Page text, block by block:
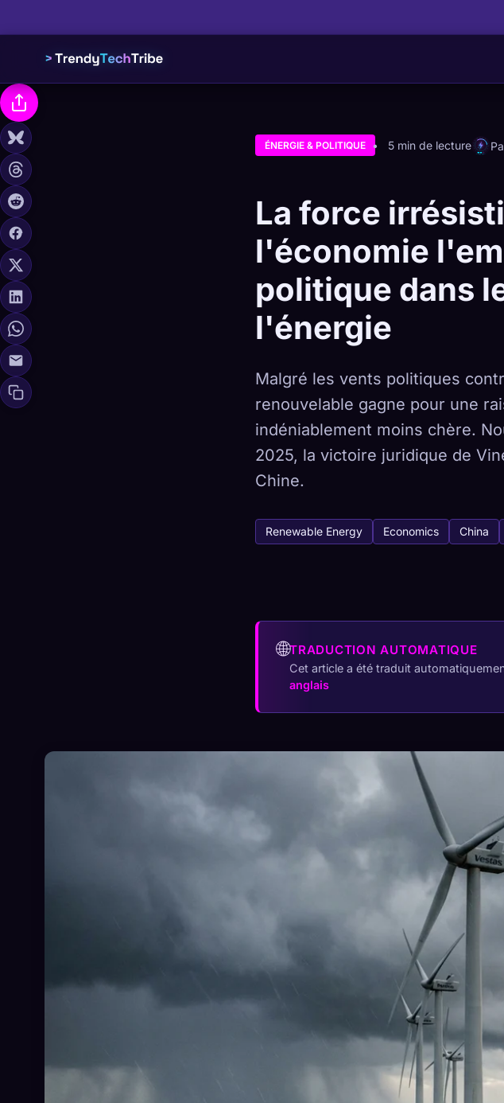
ÉNERGIE & POLITIQUE 5 min de lecture
La force
l'économie
politique dans
l'énergie
Malgré les vents politiques
renouvelable gagne pour une
indéniablement moins chère.
2025, la victoire juridique de
Chine.
Renewable Energy Economics China
🌐TRADUCTION AUTOMATIQUE
Cet article a été traduit
anglais
🧬
Collectés :0/ 444
☁️Sauvegardez votre collection sur tous les appareils